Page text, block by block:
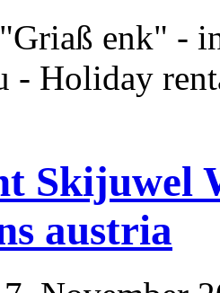
enk" -
- Holiday
Skijuwel
austria